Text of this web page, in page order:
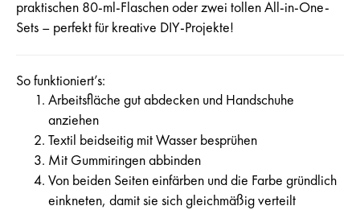
praktischen 80-ml-Flaschen oder zwei tollen All-in-One-
Sets – perfekt für kreative DIY-Projekte!
So funktioniert’s:
Arbeitsfläche gut abdecken und Handschuhe
anziehen
Textil beidseitig mit Wasser besprühen
Mit Gummiringen abbinden
Von beiden Seiten einfärben und die Farbe gründlich
einkneten, damit sie sich gleichmäßig verteilt